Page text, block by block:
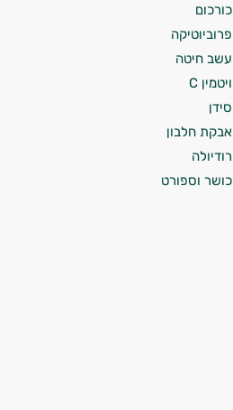
כורכום
פרוביוטיקה
עשב חיטה
ויטמין C
סידן
אבקת חלבון
רודיולה
כושר וספורט